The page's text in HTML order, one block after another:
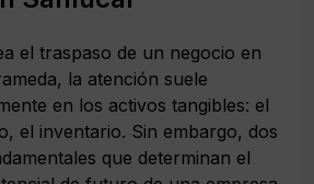
el traspaso de un negocio en
la atención suele
en los activos tangibles: el
el inventario. Sin embargo, dos
que determinan el